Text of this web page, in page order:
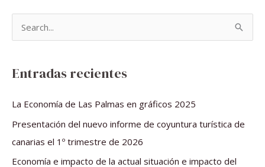
a
Entradas recientes
La Economía de Las Palmas en gráficos 2025
Presentación del nuevo informe de coyuntura turística de
canarias el 1º trimestre de 2026
Economía e impacto de la actual situación e impacto del